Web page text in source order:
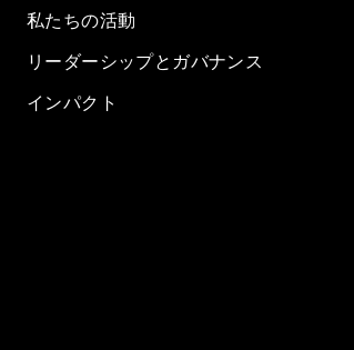
私たちの活動
リーダーシップとガバナンス
インパクト